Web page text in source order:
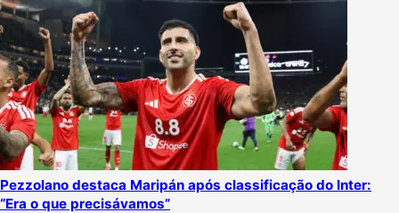
Pezzolano destaca Maripán após classificação do Inter:
“Era o que precisávamos”